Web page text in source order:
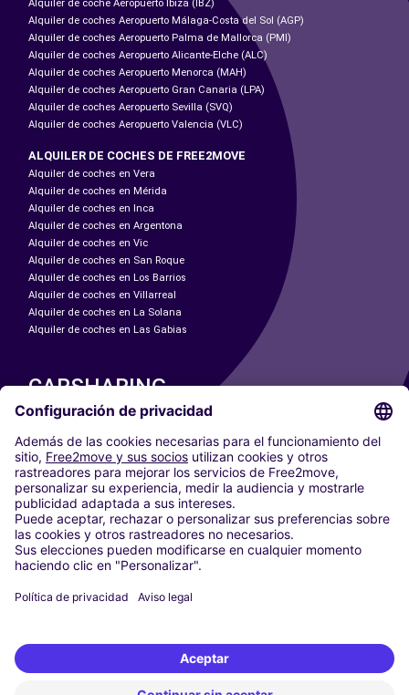
Alquiler de coche Aeropuerto Ibiza (IBZ)
Alquiler de coches Aeropuerto Málaga-Costa del Sol (AGP)
Alquiler de coches Aeropuerto Palma de Mallorca (PMI)
Alquiler de coches Aeropuerto Alicante-Elche (ALC)
Alquiler de coches Aeropuerto Menorca (MAH)
Alquiler de coches Aeropuerto Gran Canaria (LPA)
Alquiler de coches Aeropuerto Sevilla (SVQ)
Alquiler de coches Aeropuerto Valencia (VLC)
ALQUILER DE COCHES DE FREE2MOVE
Alquiler de coches en Vera
Alquiler de coches en Mérida
Alquiler de coches en Inca
Alquiler de coches en Argentona
Alquiler de coches en Vic
Alquiler de coches en San Roque
Alquiler de coches en Los Barrios
Alquiler de coches en Villarreal
Alquiler de coches en La Solana
Alquiler de coches en Las Gabias
CARSHARING
NUESTRAS CIUDADES
Paris
Madrid
Washington DC
Milán
Roma
Turín
Viena
Berlín
Düsseldorf